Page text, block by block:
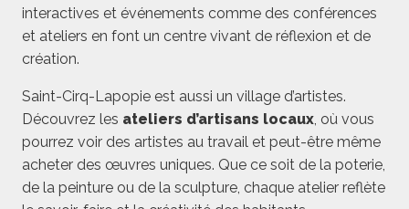
interactives et événements comme des conférences
et ateliers en font un centre vivant de réflexion et de
création.
Saint-Cirq-Lapopie est aussi un village d’artistes.
Découvrez les ateliers d’artisans locaux, où vous
pourrez voir des artistes au travail et peut-être même
acheter des œuvres uniques. Que ce soit de la poterie,
de la peinture ou de la sculpture, chaque atelier reflète